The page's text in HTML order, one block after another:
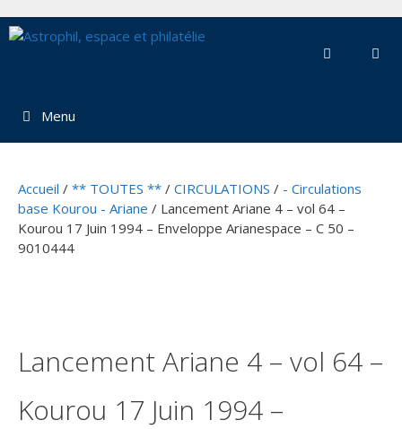
au
Menu
Accueil / ** TOUTES ** / CIRCULATIONS / - Circulations
base Kourou - Ariane / Lancement Ariane 4 – vol 64 –
Kourou 17 Juin 1994 – Enveloppe Arianespace – C 50 –
9010444
Lancement Ariane 4 – vol 64 –
Kourou 17 Juin 1994 –